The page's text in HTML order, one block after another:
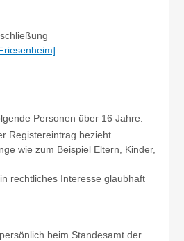
Personen über 16 Jahre:
Registereintrag bezieht
wie zum Beispiel Eltern, Kinder,
rechtliches Interesse glaubhaft
beim Standesamt der